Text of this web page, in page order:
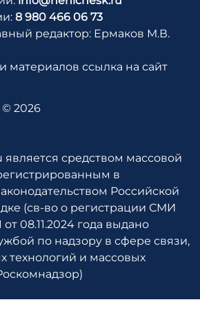
8 980 466 06 73
редактор: Ермаков М.В.
материалов ссылка на сайт
© 2026
является средством массовой
в
Российской
(св-во о регистрации СМИ
08.11.2024 года выдано
по надзору в сфере связи,
и массовых